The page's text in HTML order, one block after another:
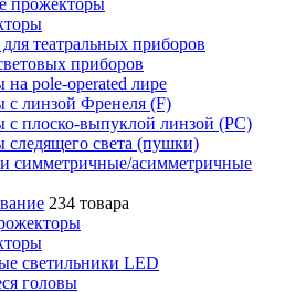
театральных приборов
приборов
pole-operated лире
с линзой Френеля (F)
плоско-выпуклой линзой (PC)
света (пушки)
симметричные/асимметричные
234 товара
светильники LED
головы